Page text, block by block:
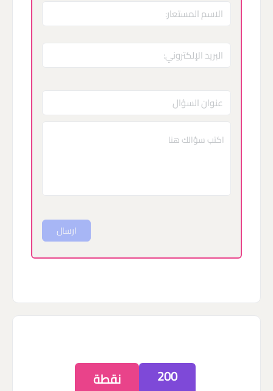
ارسال
200 نقطة